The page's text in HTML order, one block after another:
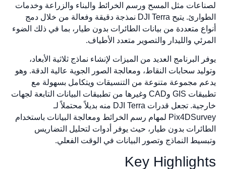
مثل المسح ورسم الخرائط والبناء والزراعة وخدمات
الطوارئ. يتيح DJI Terra نمذجة دقيقة وفعالة من خلال دمج
متعددة من بيانات الطائرات بدون طيار، بما في ذلك الضوء
والليدار والتصوير متعدد الأطياف.
البرنامج العديد من الميزات لإنشاء نماذج ثلاثية الأبعاد،
سحابات النقاط، ومعالجة الصور الجوية عالية الدقة. وهو
مجموعة متنوعة من التنسيقات ويتكامل بسهولة مع
تطبيقات GIS وCAD وغيرها من تطبيقات البيانات التابعة لجهات
خارجية. تجعل قدرات DJI Terra منه بديلاً محتملاً لـ
Pix4DSurvey لمهام رسم الخرائط ومعالجة البيانات باستخدام
بدون طيار، حيث يوفر أدوات لتحليل التضاريس
النماذج وتصور البيانات في الوقت الفعلي.
Key